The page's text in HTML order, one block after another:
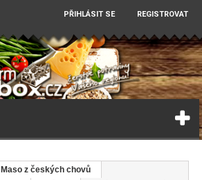
PŘIHLÁSIT SE REGISTROVAT
Maso z českých chovů